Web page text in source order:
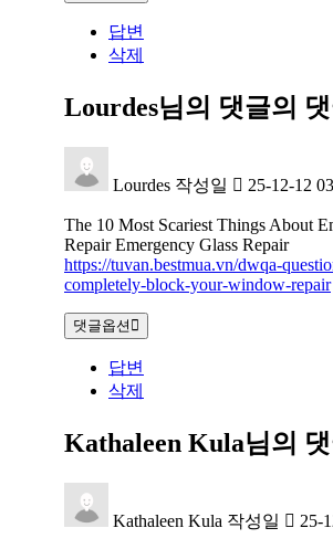
답변
삭제
Lourdes님의 댓글의
Lourdes 작성일 25-12-12
The 10 Most Scariest Things About
Repair Emergency Glass Repair
https://tuvan.bestmua.vn/dwqa-
completely-block-your-window-repair
댓글옵션
답변
삭제
Kathaleen Kula님의
Kathaleen Kula 작성일 25-